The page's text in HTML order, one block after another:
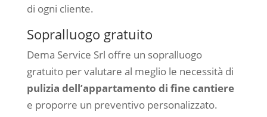
di ogni cliente.
Sopralluogo gratuito
Dema Service Srl offre un sopralluogo
gratuito per valutare al meglio le necessità di
pulizia dell’appartamento di fine cantiere
e proporre un preventivo personalizzato.